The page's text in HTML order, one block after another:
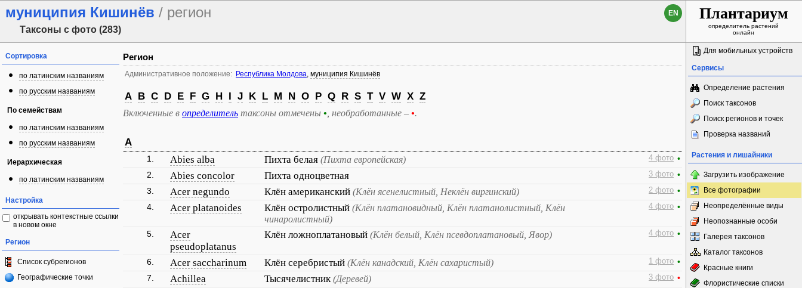
муниципия Кишинёв / регион
Таксоны с фото (283)
EN Плантариум
определитель растений
онлайн
Сортировка
по латинским названиям
по русским названиям
По семействам
по латинским названиям
по русским названиям
Иерархическая
по латинским названиям
Настройка
открывать контекстные ссылки
в новом окне
Регион
Список субрегионов
Географические точки
Регион
Административное положение: Республика Молдова, муниципия Кишинёв
A B C D E F G H I J K L M N O P Q R S T V W X Z
Включенные в определитель таксоны отмечены • , необработанные – •.
A
1. Abies alba Пихта белая (Пихта европейская) 4 фото •
2.
Abies concolor Пихта одноцветная 3 фото •
3.
Acer negundo Клён американский (Клён ясенелистный, Неклён виргинский) 2 фото •
4.
Acer platanoides Клён остролистный (Клён платановидный, Клён платанолистный, Клён
чинаролистный)
4 фото •
5.
Acer
pseudoplatanus
Клён ложноплатановый (Клён белый, Клён псевдоплатановый, Явор) 4 фото •
6. Acer saccharinum Клён серебристый (Клён канадский, Клён сахаристый) 1 фото •
7.
Achillea Тысячелистник(Деревей) 3 фото •
Для мобильных устройств
Сервисы
Определение растения
Поиск таксонов
Поиск регионов и точек
Проверка названий
Растения и лишайники
Загрузить изображение
Все фотографии
Неопределённые виды
Неопознанные особи
Галерея таксонов
Каталог таксонов
Красные книги
Флористические списки